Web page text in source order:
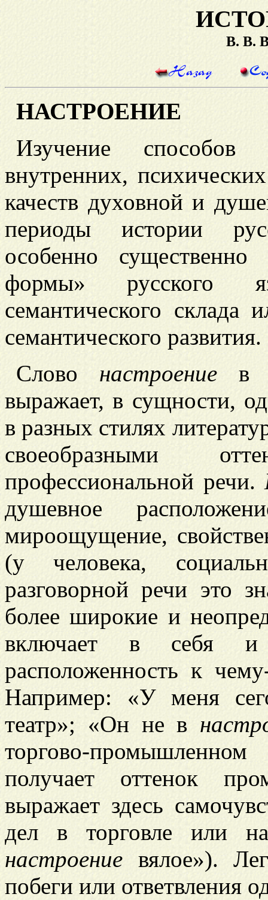
В. В.
НАСТРОЕНИЕ
Изучение способов
внутренних,
качеств духовной и
периоды истории
особенно
формы» русского
семантического склада
семантического развития.
Слово настроениев
выражает, в сущности,
в разных стилях
своеобразными
профессиональной речи.
душевное
мироощущение,
(у человека,
разговорной речи это
более широкие и
включает в себя и
расположенность к
Например: «У меня
театр»; «Он не в
торгово-
получает оттенок
выражает здесь
дел в торговле или
настроение вялое»).
побеги или ответвления